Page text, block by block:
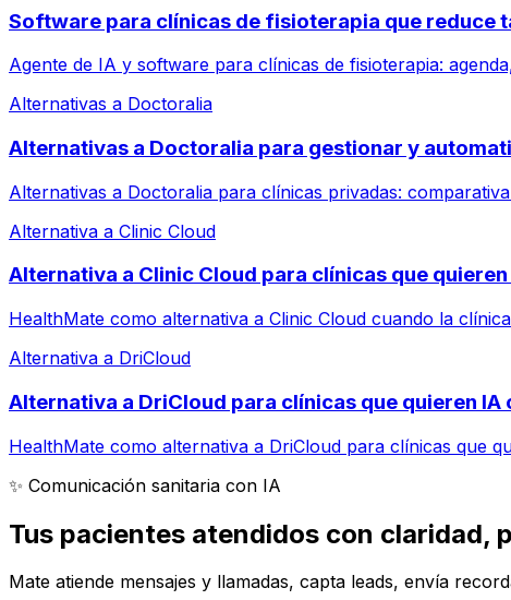
Software para clínicas de fisioterapia que reduce
Agente de IA y software para clínicas de fisioterapia:
Alternativas a Doctoralia
Alternativas a Doctoralia para gestionar y
Alternativas a Doctoralia para clínicas privadas:
Alternativa a Clinic Cloud
Alternativa a Clinic Cloud para clínicas que
HealthMate como alternativa a Clinic Cloud cuando la
Alternativa a DriCloud
Alternativa a DriCloud para clínicas que quieren IA
HealthMate como alternativa a DriCloud para clínicas que
✨ Comunicación sanitaria con IA
Tus pacientes atendidos con claridad,
Mate atiende mensajes y llamadas, capta leads, envía